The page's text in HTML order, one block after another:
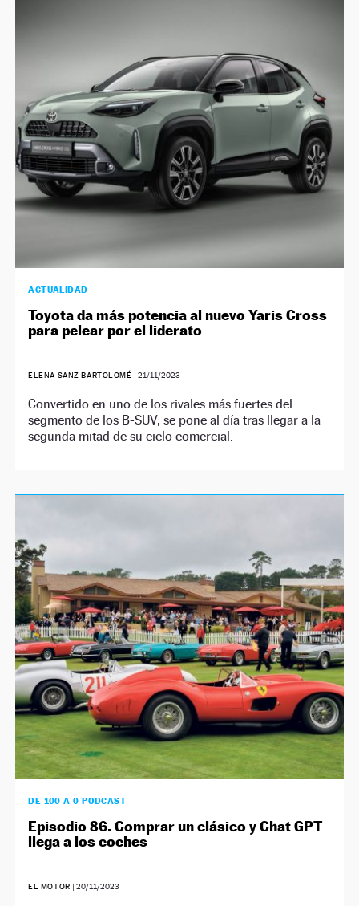
ACTUALIDAD
Toyota da más potencia al nuevo Yaris Cross
para pelear por el liderato
ELENA SANZ BARTOLOMÉ | 21/11/2023
Convertido en uno de los rivales más fuertes del
segmento de los B-SUV, se pone al día tras llegar a la
segunda mitad de su ciclo comercial.
DE 100 A 0 PODCAST
Episodio 86. Comprar un clásico y Chat GPT
llega a los coches
EL MOTOR | 20/11/2023